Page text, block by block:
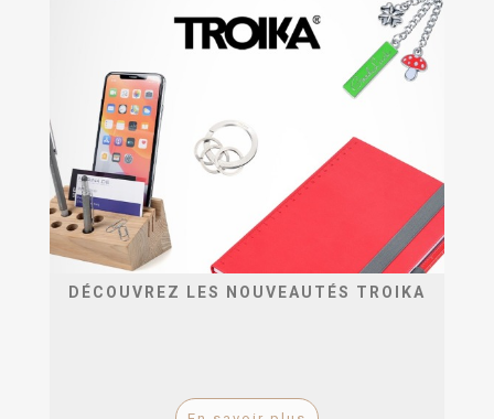
DÉCOUVREZ LES NOUVEAUTÉS TROIKA